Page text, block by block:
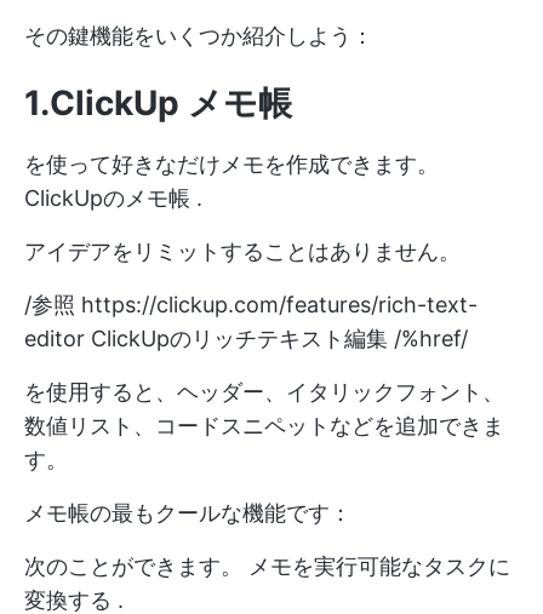
その鍵機能をいくつか紹介しよう：
1.ClickUp メモ帳
を使って好きなだけメモを作成できます。
ClickUpのメモ帳 .
アイデアをリミットすることはありません。
/参照 https://clickup.com/features/rich-text-
editor ClickUpのリッチテキスト編集 /%href/
を使用すると、ヘッダー、イタリックフォント、
数値リスト、コードスニペットなどを追加できま
す。
メモ帳の最もクールな機能です：
次のことができます。
メモを実行可能なタスクに
変換する .